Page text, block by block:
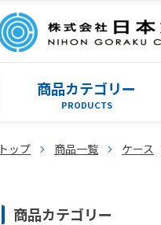
商品カテゴリー
PRODUCTS
トップ 商品一覧 ケース
商品カテゴリー